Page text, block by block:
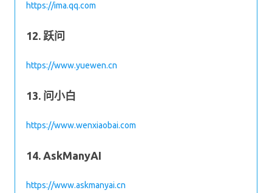
https://ima.qq.com
12. 跃问
https://www.yuewen.cn
13. 问小白
https://www.wenxiaobai.com
14. AskManyAI
https://www.askmanyai.cn